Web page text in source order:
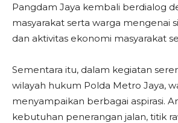
Pangdam Jaya kembali berdialog
masyarakat serta warga mengenai
dan aktivitas ekonomi masyarakat
Sementara itu, dalam kegiatan
wilayah hukum Polda Metro Jaya,
menyampaikan berbagai aspirasi.
kebutuhan penerangan jalan, titik